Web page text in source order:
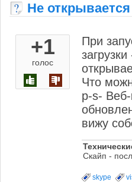
Не
+1
голос
При
Что
p-s- Веб-
вижу
Скайп -
skype